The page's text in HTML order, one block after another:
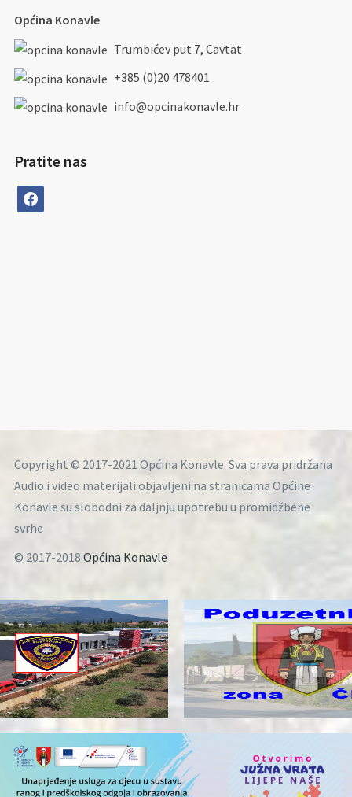
Općina Konavle
Trumbićev put 7, Cavtat
+385 (0)20 478401
info@opcinakonavle.hr
Pratite nas
facebook
Copyright © 2017-2021 Općina Konavle. Sva prava pridržana
Audio i video materijali objavljeni na stranicama Općine
Konavle su slobodni za daljnju upotrebu u promidžbene
svrhe
© 2017-2018 Općina Konavle